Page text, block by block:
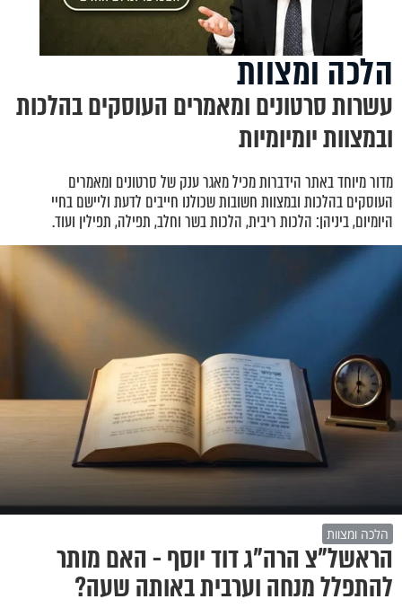
הלכה ומצוות
עשרות סרטונים ומאמרים העוסקים בהלכות
ובמצוות יומיומיות
מדור מיוחד באתר הידברות מכיל מאגר ענק של סרטונים ומאמרים
העוסקים בהלכות ובמצוות חשובות שכולנו חייבים לדעת וליישם בחיי
היומיום, ביניהן: הלכות ריבית, הלכות בשר וחלב, תפילה, תפילין ועוד.
הלכה ומצוות
הראשל"צ הרה"ג דוד יוסף - האם מותר
להתפלל מנחה וערבית באותה שעה?